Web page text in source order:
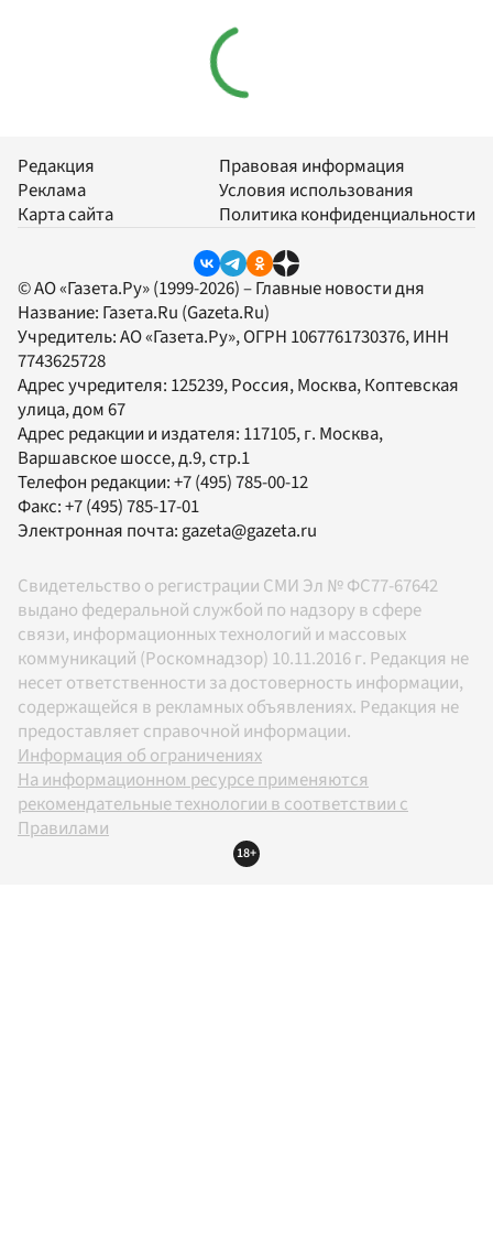
Редакция
Реклама
Карта сайта
Правовая информация
Условия использования
Политика конфиденциальности
© АО «Газета.Ру» (1999-2026) – Главные новости дня
Название: Газета.Ru (Gazeta.Ru)
Учредитель:АО «Газета.Ру», ОГРН 1067761730376, ИНН
7743625728
Адрес учредителя: 125239, Россия, Москва, Коптевская
улица, дом 67
Адрес редакции и издателя: 117105, г. Москва,
Варшавское шоссе, д.9, стр.1
Телефон редакции:+7 (495) 785-00-12
Факс:+7 (495) 785-17-01
Электронная почта: gazeta@gazeta.ru
Свидетельство о регистрации СМИ Эл № ФС77-67642
выдано федеральной службой по надзору в сфере
связи, информационных технологий и массовых
коммуникаций (Роскомнадзор) 10.11.2016 г. Редакция не
несет ответственности за достоверность информации,
содержащейся в рекламных объявлениях. Редакция не
предоставляет справочной информации.
Информация об ограничениях
На информационном ресурсе применяются
рекомендательные технологии в соответствии с
Правилами
18+